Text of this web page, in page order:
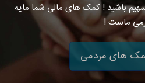
باشید ! کمک های مالی شما مایه
ماست !
های مردمی